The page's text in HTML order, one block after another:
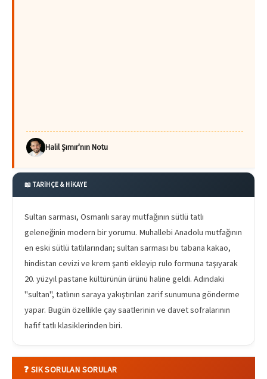
Halil Şımır'nın Notu
📖 TARİHÇE & HİKAYE
Sultan sarması, Osmanlı saray mutfağının sütlü tatlı
geleneğinin modern bir yorumu. Muhallebi Anadolu mutfağının
en eski sütlü tatlılarından; sultan sarması bu tabana kakao,
hindistan cevizi ve krem şanti ekleyip rulo formuna taşıyarak
20. yüzyıl pastane kültürünün ürünü haline geldi. Adındaki
"sultan", tatlının saraya yakıştırılan zarif sunumuna gönderme
yapar. Bugün özellikle çay saatlerinin ve davet sofralarının
hafif tatlı klasiklerinden biri.
❓ SIK SORULAN SORULAR